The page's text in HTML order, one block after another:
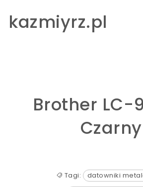
kazmiyrz.pl
Brother LC-
Czarny
Tagi: datowniki